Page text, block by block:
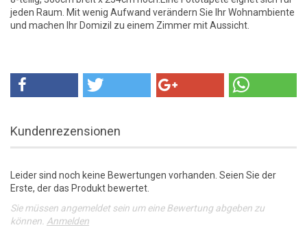
jeden Raum. Mit wenig Aufwand verändern Sie Ihr Wohnambiente
und machen Ihr Domizil zu einem Zimmer mit Aussicht.
Kundenrezensionen
Leider sind noch keine Bewertungen vorhanden. Seien Sie der
Erste, der das Produkt bewertet.
Sie müssen angemeldet sein um eine Bewertung abgeben zu
können. Anmelden